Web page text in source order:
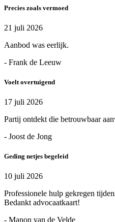
Precies zoals vermoed
21 juli 2026
Aanbod was eerlijk.
- Frank de Leeuw
Voelt overtuigend
17 juli 2026
Partij ontdekt die betrouwbaar
- Joost de Jong
Geding netjes begeleid
10 juli 2026
Professionele hulp gekregen
Bedankt advocaatkaart!
- Manon van de Velde